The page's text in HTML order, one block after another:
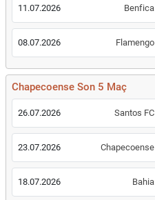
11.07.2026 Benfica
08.07.2026 Flamengo
Chapecoense Son 5 Maç
26.07.2026 Santos FC
23.07.2026 Chapecoense
18.07.2026 Bahia